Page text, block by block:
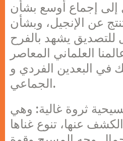
إجماع أوسع بشأن
عن الإنجيل، وبشأن
يشهد بالفرح
العلماني المعاصر
في البعدين الفردي و
الجماعي.
ثروة غالية: وهي
عنها، تنوع غناها